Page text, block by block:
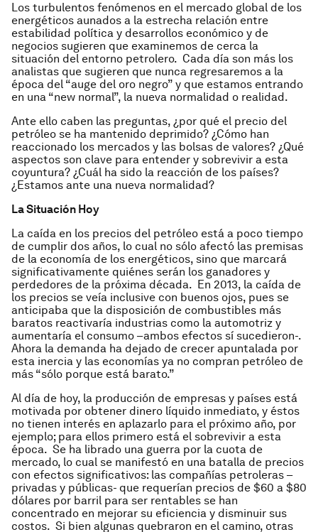
Los turbulentos fenómenos en el mercado global de los
energéticos aunados a la estrecha relación entre
estabilidad política y desarrollos económico y de
negocios sugieren que examinemos de cerca la
situación del entorno petrolero. Cada día son más los
analistas que sugieren que nunca regresaremos a la
época del “auge del oro negro” y que estamos entrando
en una “new normal”, la nueva normalidad o realidad.
Ante ello caben las preguntas, ¿por qué el precio del
petróleo se ha mantenido deprimido? ¿Cómo han
reaccionado los mercados y las bolsas de valores? ¿Qué
aspectos son clave para entender y sobrevivir a esta
coyuntura? ¿Cuál ha sido la reacción de los países?
¿Estamos ante una nueva normalidad?
La Situación Hoy
La caída en los precios del petróleo está a poco tiempo
de cumplir dos años, lo cual no sólo afectó las premisas
de la economía de los energéticos, sino que marcará
significativamente quiénes serán los ganadores y
perdedores de la próxima década. En 2013, la caída de
los precios se veía inclusive con buenos ojos, pues se
anticipaba que la disposición de combustibles más
baratos reactivaría industrias como la automotriz y
aumentaría el consumo –ambos efectos sí sucedieron-.
Ahora la demanda ha dejado de crecer apuntalada por
esta inercia y las economías ya no compran petróleo de
más “sólo porque está barato.”
Al día de hoy, la producción de empresas y países está
motivada por obtener dinero líquido inmediato, y éstos
no tienen interés en aplazarlo para el próximo año, por
ejemplo; para ellos primero está el sobrevivir a esta
época. Se ha librado una guerra por la cuota de
mercado, lo cual se manifestó en una batalla de precios
con efectos significativos: las compañías petroleras –
privadas y públicas- que requerían precios de $60 a $80
dólares por barril para ser rentables se han
concentrado en mejorar su eficiencia y disminuir sus
costos. Si bien algunas quebraron en el camino, otras